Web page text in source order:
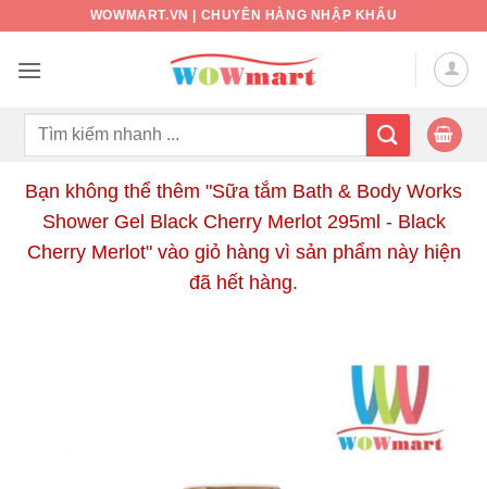
nội
WOWMART.VN | CHUYÊN HÀNG NHẬP KHẨU
Tìm
Bạn không thể thêm "Sữa tắm Bath & Body Works
Shower Gel Black Cherry Merlot 295ml - Black
Cherry Merlot" vào giỏ hàng vì sản phẩm này hiện
đã hết hàng.